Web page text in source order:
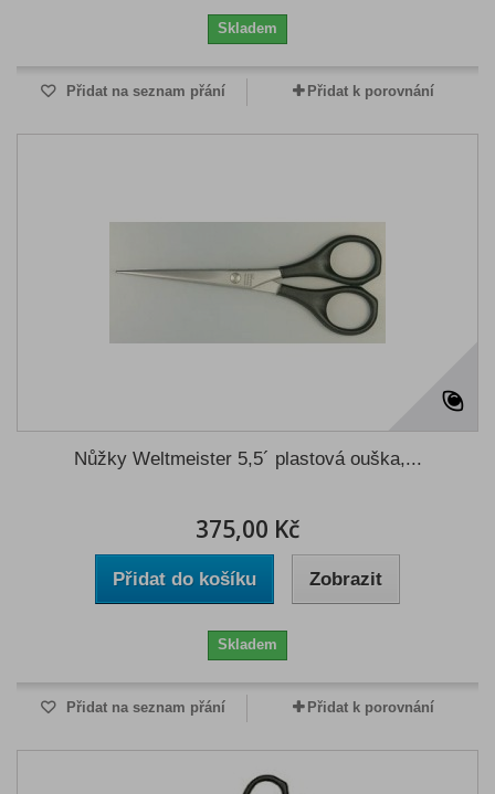
Skladem
Přidat na seznam přání Přidat k porovnání
Nůžky Weltmeister 5,5´ plastová ouška,...
375,00 Kč
Přidat do košíku Zobrazit
Skladem
Přidat na seznam přání Přidat k porovnání